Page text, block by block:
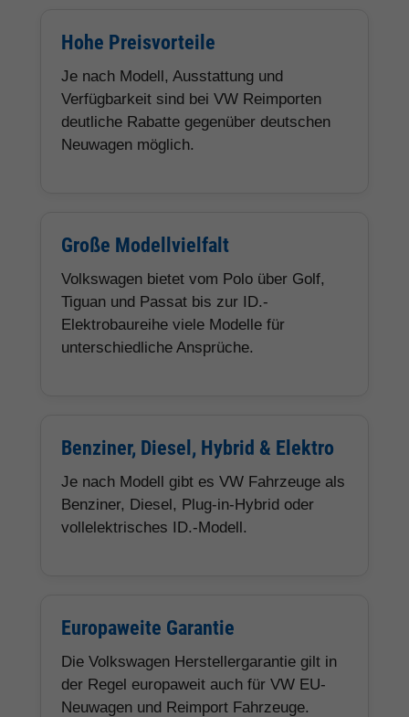
Hohe Preisvorteile
Je nach Modell, Ausstattung und
Verfügbarkeit sind bei VW Reimporten
deutliche Rabatte gegenüber deutschen
Neuwagen möglich.
Große Modellvielfalt
Volkswagen bietet vom Polo über Golf,
Tiguan und Passat bis zur ID.-
Elektrobaureihe viele Modelle für
unterschiedliche Ansprüche.
Benziner, Diesel, Hybrid & Elektro
Je nach Modell gibt es VW Fahrzeuge als
Benziner, Diesel, Plug-in-Hybrid oder
vollelektrisches ID.-Modell.
Europaweite Garantie
Die Volkswagen Herstellergarantie gilt in
der Regel europaweit auch für VW EU-
Neuwagen und Reimport Fahrzeuge.